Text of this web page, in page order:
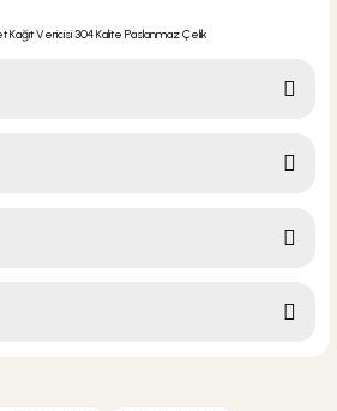
öneri formunu kullanarak tarafımıza